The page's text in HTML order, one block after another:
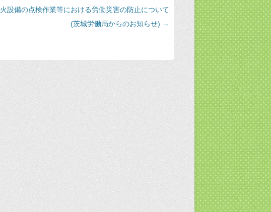
火設備の点検作業等における労働災害の防止について
(茨城労働局からのお知らせ) →